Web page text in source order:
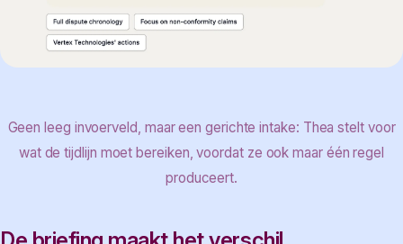
Geen leeg invoerveld, maar een gerichte intake: Thea stelt voor
wat de tijdlijn moet bereiken, voordat ze ook maar één regel
produceert.